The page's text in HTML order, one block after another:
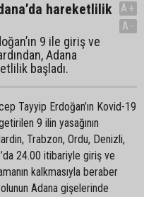
hareketlilik
9 ile giriş ve
Adana
başladı.
A+
A-
Tayyip Erdoğan’ın Kovid-19
9 ilin yasağının
Trabzon, Ordu, Denizli,
24.00 itibariyle giriş ve
kalkmasıyla beraber
Adana gişelerinde